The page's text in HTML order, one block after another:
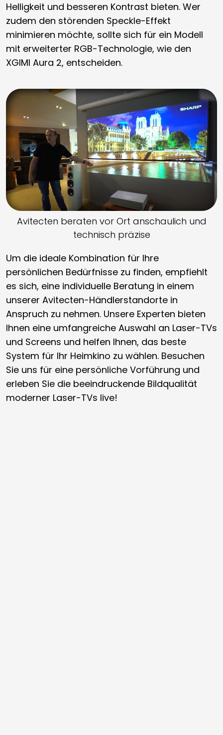
Helligkeit und besseren Kontrast bieten. Wer
zudem den störenden Speckle-Effekt
minimieren möchte, sollte sich für ein Modell
mit erweiterter RGB-Technologie, wie den
XGIMI Aura 2, entscheiden.
Avitecten beraten vor Ort anschaulich und
technisch präzise
Um die ideale Kombination für Ihre
persönlichen Bedürfnisse zu finden, empfiehlt
es sich, eine individuelle Beratung in einem
unserer Avitecten-Händlerstandorte in
Anspruch zu nehmen. Unsere Experten bieten
Ihnen eine umfangreiche Auswahl an Laser-TVs
und Screens und helfen Ihnen, das beste
System für Ihr Heimkino zu wählen. Besuchen
Sie uns für eine persönliche Vorführung und
erleben Sie die beeindruckende Bildqualität
moderner Laser-TVs live!